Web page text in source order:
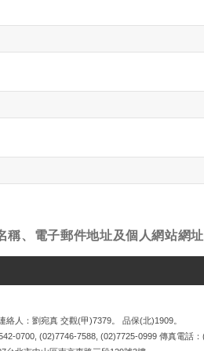
稱、電子郵件地址及個人網站網
絡人：劉宛真 交觀(甲)7379。 品保(北)1909。
0700 (02)7746-7588 (02)7725-0999 傳真電話：